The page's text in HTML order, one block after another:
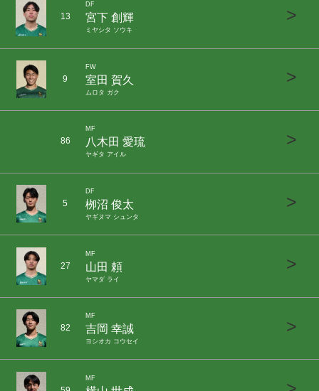
13
DF
宮下 創輝
ミヤシタ ソウキ
>
9
FW
室田 賀久
ムロタ ガク
>
86
MF
八木田 愛琉
ヤギタ アイル
>
5
DF
栁沼 俊太
ヤギヌマ シュンタ
>
27
MF
山田 頼
ヤマダ ライ
>
82
MF
吉岡 幸誠
ヨシオカ コウセイ
>
MF